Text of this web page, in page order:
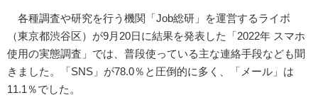
各種調査や研究を行う機関「Job総研」を運営するライボ
（東京都渋谷区）が9月20日に結果を発表した「2022年 スマホ
使用の実態調査」では、普段使っている主な連絡手段なども聞
きました。「SNS」が78.0％と圧倒的に多く、「メール」は
11.1％でした。